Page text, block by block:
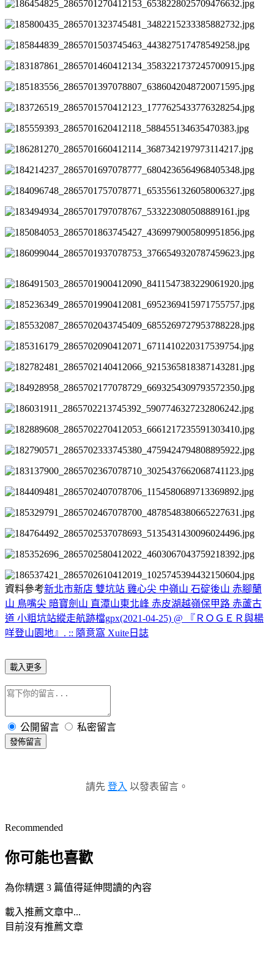
資料參考新北市新店 雙坑站 雞心尖 中嶺山 石碇後山 赤腳蘭
山 鳥嘴尖 暗寶劍山 直潭山東北峰 赤皮湖越嶺保甲路 赤蘆古
道 小粗坑站縱走航跡檔gpx(2021-04-25) @ 『ＲＯＧＥＲ與楊
咩登山園地』. :: 隨意窩 Xuite日誌
載入更多
公開留言 私密留言
發佈留言
請先 登入 以發表留言。
Recommended
你可能也喜歡
為你精選 3 篇值得延伸閱讀的內容
載入推薦文章中...
目前沒有推薦文章